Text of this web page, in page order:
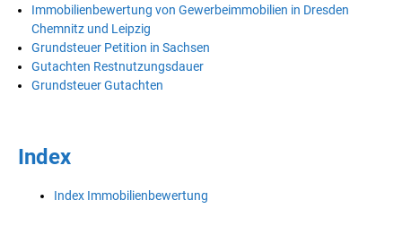
Immobilienbewertung von Gewerbeimmobilien in Dresden
Chemnitz und Leipzig
Grundsteuer Petition in Sachsen
Gutachten Restnutzungsdauer
Grundsteuer Gutachten
Index
Index Immobilienbewertung